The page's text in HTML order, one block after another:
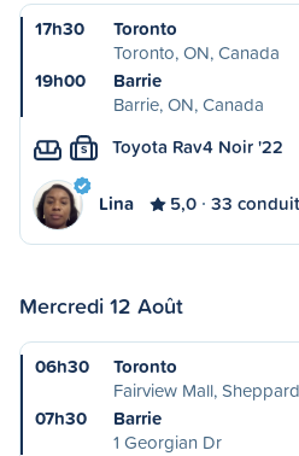
17h30
Toronto
Toronto, ON, Canada
19h00
Barrie
Barrie, ON, Canada
S Toyota Rav4 Noir '22
Lina 5,0 33
Mercredi 12 Août
06h30
Toronto
Fairview Mall,
07h30
Barrie
1 Georgian Dr